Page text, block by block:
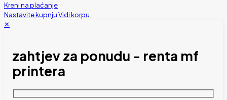
Kreni na plaćanje
Nastavite kupnjuVidi korpu
✕
zahtjev za ponudu - renta mf
printera